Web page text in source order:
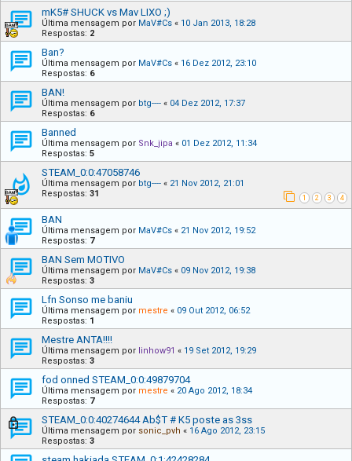
mK5# SHUCK vs Mav LIXO ;)
Última mensagem por MaV#Cs « 10 Jan 2013, 18:28
Respostas: 2
Ban?
Última mensagem por MaV#Cs « 16 Dez 2012, 23:10
Respostas: 6
BAN!
Última mensagem por btg---- « 04 Dez 2012, 17:37
Respostas: 6
Banned
Última mensagem por Snk_jipa « 01 Dez 2012, 11:34
Respostas: 5
STEAM_0:0:47058746
Última mensagem por btg---- « 21 Nov 2012, 21:01
Respostas: 31 1 2 3 4
BAN
Última mensagem por MaV#Cs « 21 Nov 2012, 19:52
Respostas: 7
BAN Sem MOTIVO
Última mensagem por MaV#Cs « 09 Nov 2012, 19:38
Respostas: 3
Lfn Sonso me baniu
Última mensagem por mestre « 09 Out 2012, 06:52
Respostas: 1
Mestre ANTA!!!!
Última mensagem por linhow91 « 19 Set 2012, 19:29
Respostas: 3
fod onned STEAM_0:0:49879704
Última mensagem por mestre « 20 Ago 2012, 18:34
Respostas: 7
STEAM_0:0:40274644 Ab$T # K5 poste as 3ss
Última mensagem por sonic_pvh « 16 Ago 2012, 23:15
Respostas: 3